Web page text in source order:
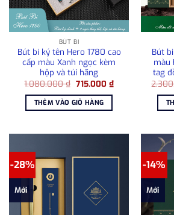
BÚT BI
Bút bi ký tên Hero 1780 cao
cấp màu Xanh ngọc kèm
hộp và túi hãng
1.080.000₫ Giá
là:
1.080.000 ₫.
715.000 ₫Giá
hiện
THÊM VÀO GIỎ HÀNG
Bút
màu
tag
-28%
Mới
-14%
Mới